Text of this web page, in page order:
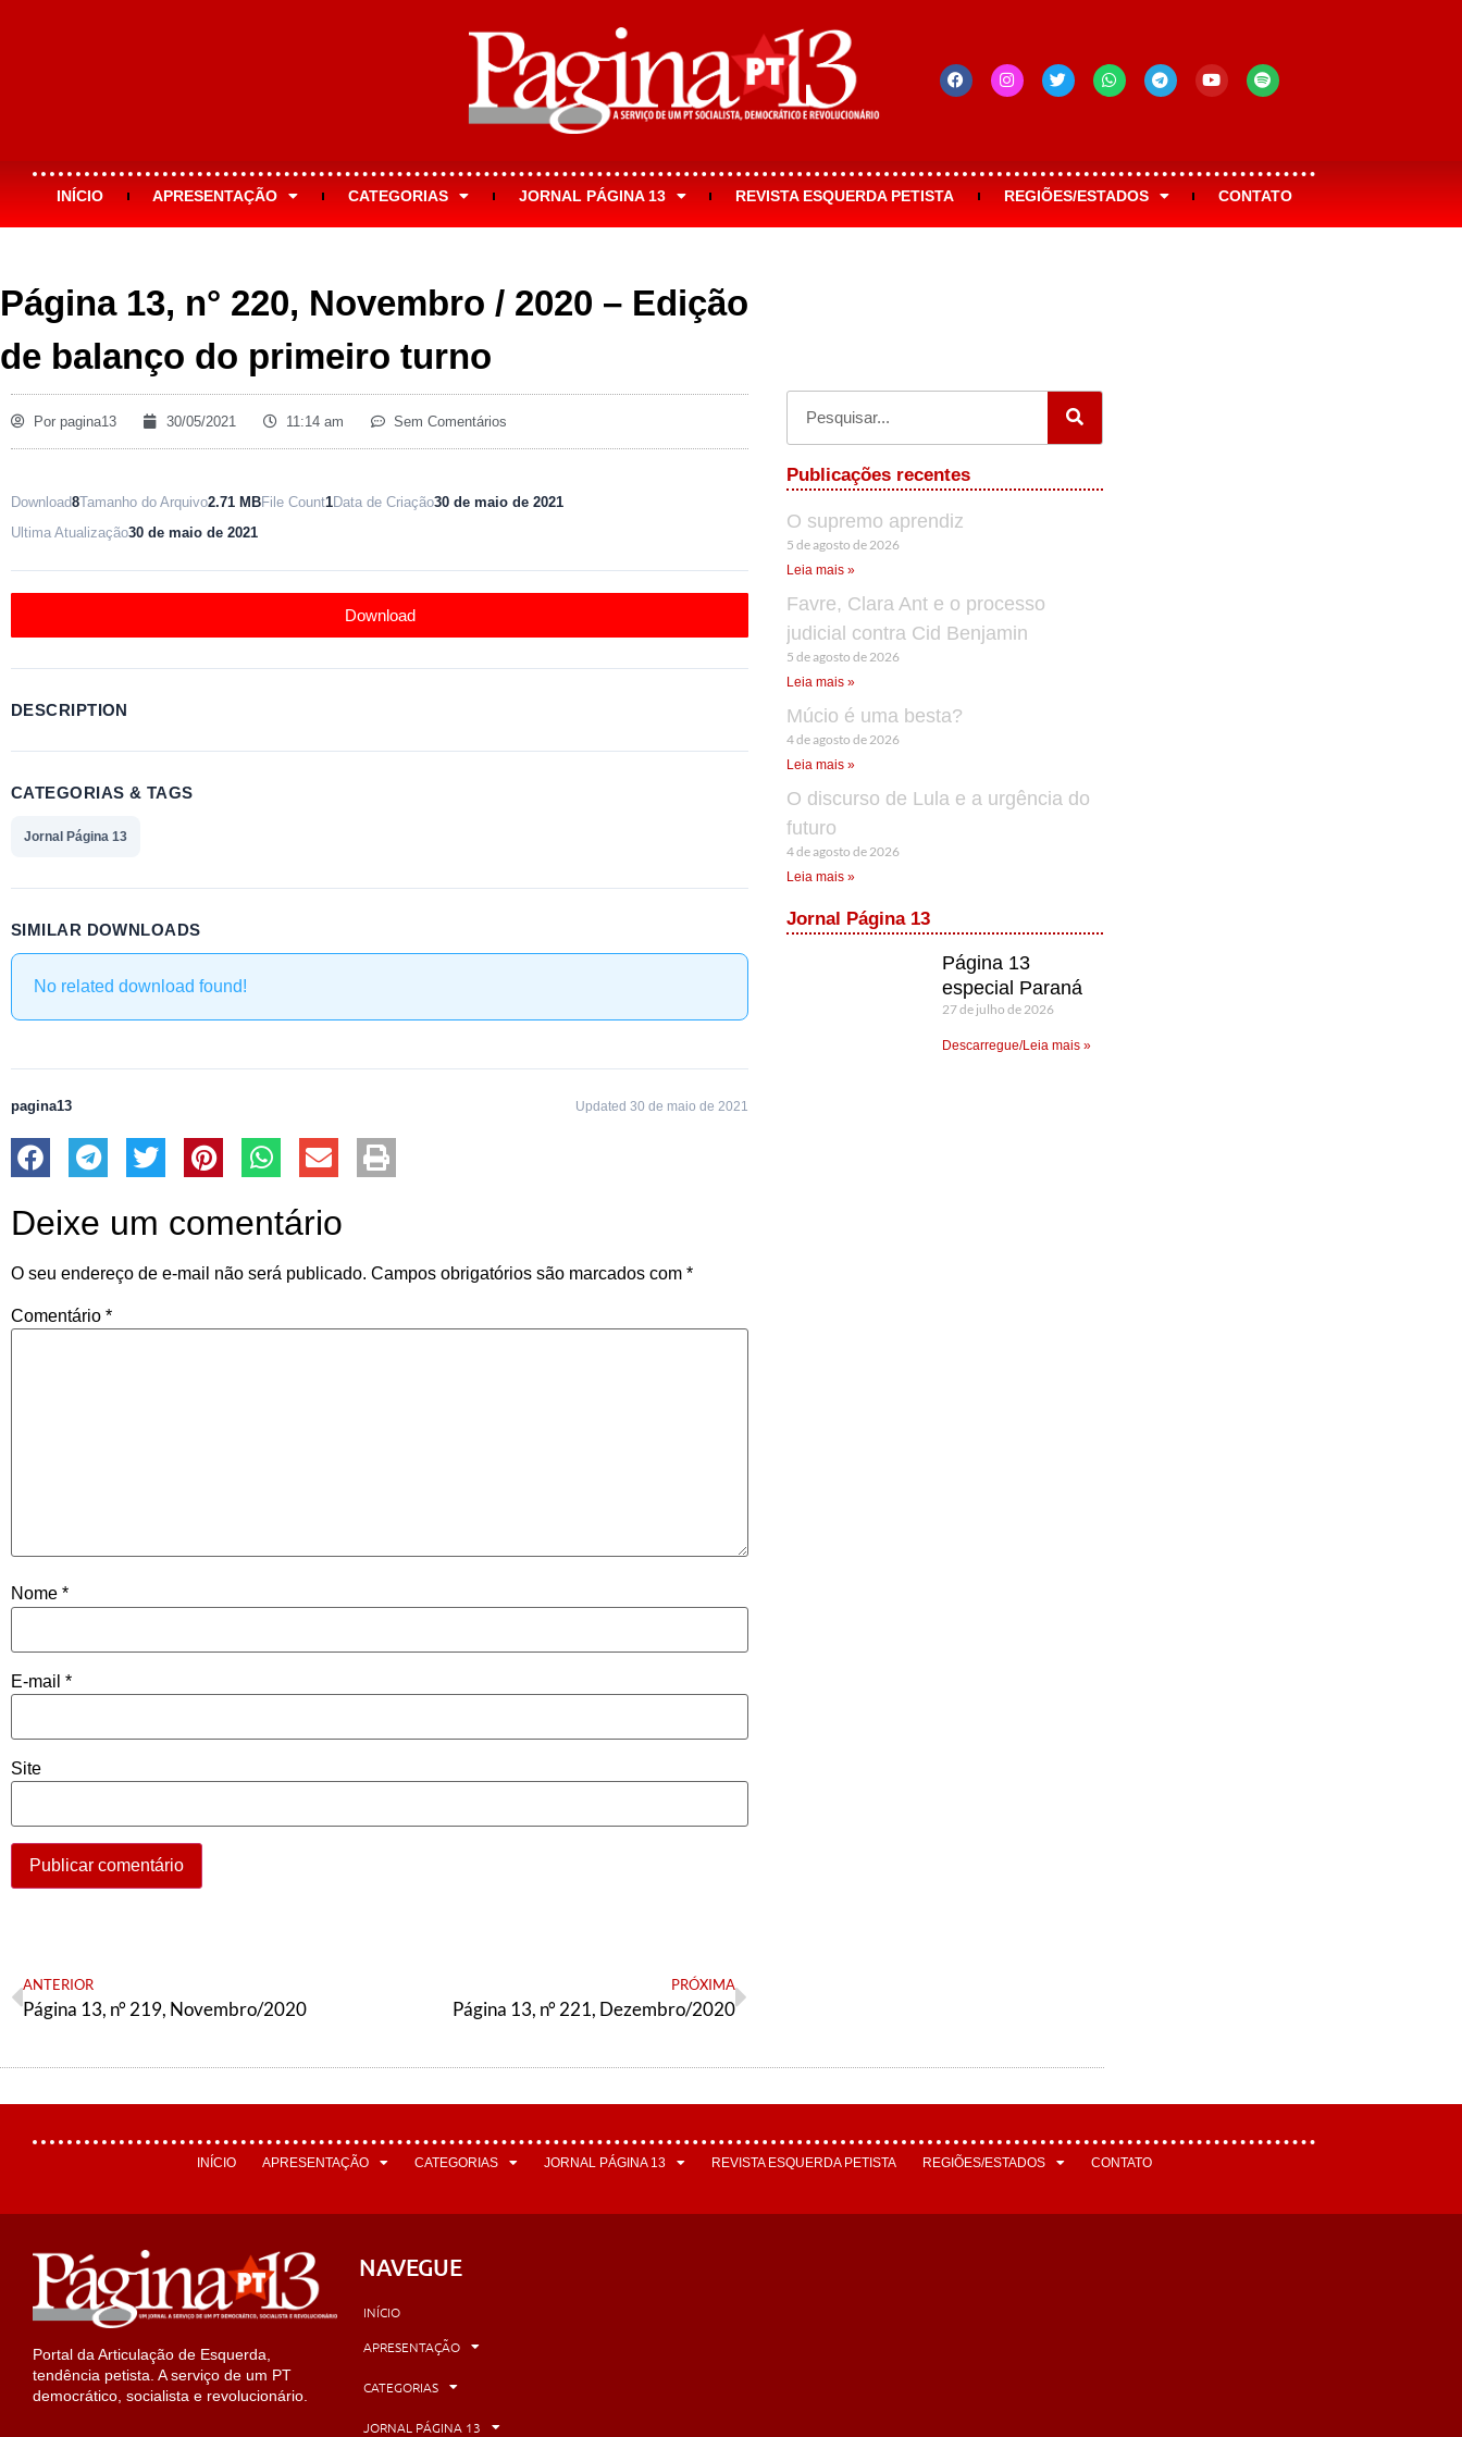
INÍCIO APRESENTAÇÃO CATEGORIAS JORNAL PÁGINA 13 REVISTA ESQUERDA PETISTA REGIÕES/ESTADOS CONTATO
Página 13, n° 220, Novembro / 2020 – Edição
de balanço do primeiro turno
Por pagina13 30/05/2021 11:14 am Sem Comentários
Download8Tamanho do Arquivo2.71 MBFile Count1Data de Criação30 de maio de 2021
Ultima Atualização30 de maio de 2021
Download
DESCRIPTION
CATEGORIAS & TAGS
Jornal Página 13
SIMILAR DOWNLOADS
No related download found!
pagina13 Updated 30 de maio de 2021
Deixe um comentário
O seu endereço de e-mail não será publicado. Campos obrigatórios são marcados com *
Comentário *
Nome *
E-mail *
Site
ANTERIOR
Página 13, n° 219, Novembro/2020
PRÓXIMA
Página 13, n° 221, Dezembro/2020
Publicações recentes
O supremo aprendiz
5 de agosto de 2026
Leia mais »
Favre, Clara Ant e o processo
judicial contra Cid Benjamin
5 de agosto de 2026
Leia mais »
Múcio é uma besta?
4 de agosto de 2026
Leia mais »
O discurso de Lula e a urgência do
futuro
4 de agosto de 2026
Leia mais »
Jornal Página 13
Página 13
especial Paraná
27 de julho de 2026
Descarregue/Leia mais »
INÍCIO APRESENTAÇÃO CATEGORIAS JORNAL PÁGINA 13 REVISTA ESQUERDA PETISTA REGIÕES/ESTADOS CONTATO
Portal da Articulação de Esquerda,
tendência petista. A serviço de um PT
democrático, socialista e revolucionário.
NAVEGUE
INÍCIO
APRESENTAÇÃO
CATEGORIAS
JORNAL PÁGINA 13